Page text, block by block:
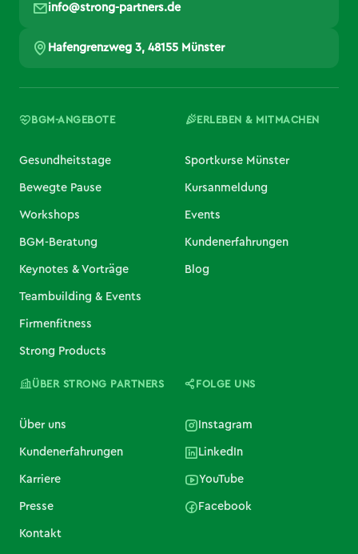
info@strong-partners.de
Hafengrenzweg 3, 48155 Münster
BGM-ANGEBOTE
Gesundheitstage
Bewegte Pause
Workshops
BGM-Beratung
Keynotes & Vorträge
Teambuilding & Events
Firmenfitness
Strong Products
ERLEBEN & MITMACHEN
Sportkurse Münster
Kursanmeldung
Events
Kundenerfahrungen
Blog
ÜBER STRONG PARTNERS
Über uns
Kundenerfahrungen
Karriere
Presse
Kontakt
FOLGE UNS
Instagram
LinkedIn
YouTube
Facebook